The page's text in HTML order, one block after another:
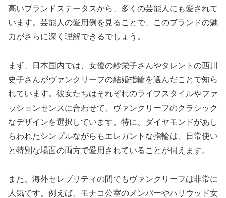
高いブランドステータスから、多くの芸能人にも愛されて
います。芸能人の愛用例を見ることで、このブランドの魅
力がさらに深く理解できるでしょう。
まず、日本国内では、女優の紗栄子さんやタレントの西川
史子さんがヴァンクリーフの結婚指輪を選んだことで知ら
れています。彼女たちはそれぞれのライフスタイルやファ
ッションセンスに合わせて、ヴァンクリーフのクラシック
なデザインを選択しています。特に、ダイヤモンドがあし
らわれたシンプルながらもエレガントな指輪は、日常使い
と特別な場面の両方で愛用されていることが伺えます。
また、海外セレブリティの間でもヴァンクリーフは非常に
人気です。例えば、モナコ公室のメンバーやハリウッド女